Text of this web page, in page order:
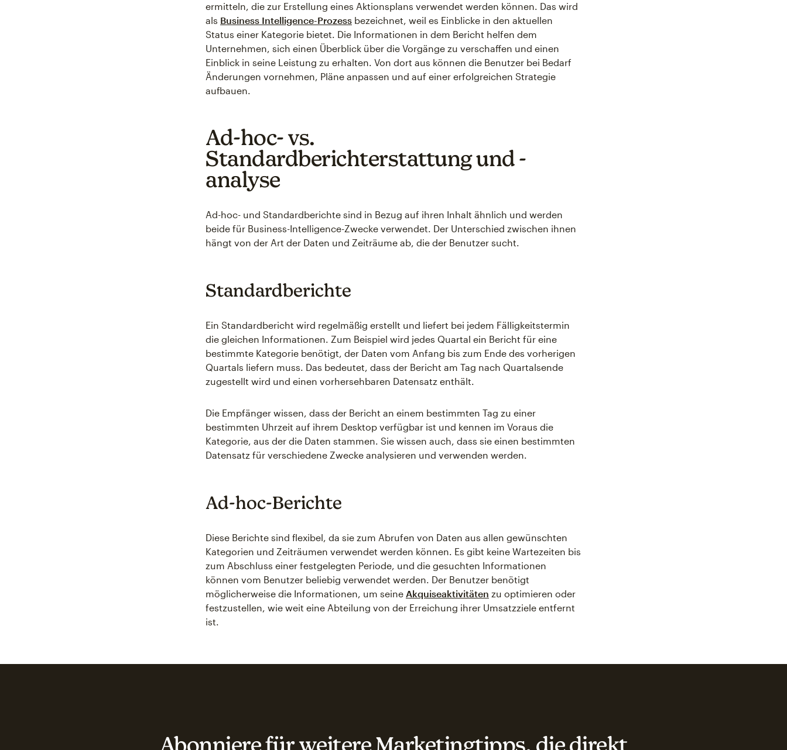
ermitteln, die zur Erstellung eines Aktionsplans verwendet werden können. Das wird
als Business Intelligence-Prozess bezeichnet, weil es Einblicke in den aktuellen
Status einer Kategorie bietet. Die Informationen in dem Bericht helfen dem
Unternehmen, sich einen Überblick über die Vorgänge zu verschaffen und einen
Einblick in seine Leistung zu erhalten. Von dort aus können die Benutzer bei Bedarf
Änderungen vornehmen, Pläne anpassen und auf einer erfolgreichen Strategie
aufbauen.
Ad-hoc- vs.
Standardberichterstattung und -
analyse
Ad-hoc- und Standardberichte sind in Bezug auf ihren Inhalt ähnlich und werden
beide für Business-Intelligence-Zwecke verwendet. Der Unterschied zwischen ihnen
hängt von der Art der Daten und Zeiträume ab, die der Benutzer sucht.
Standardberichte
Ein Standardbericht wird regelmäßig erstellt und liefert bei jedem Fälligkeitstermin
die gleichen Informationen. Zum Beispiel wird jedes Quartal ein Bericht für eine
bestimmte Kategorie benötigt, der Daten vom Anfang bis zum Ende des vorherigen
Quartals liefern muss. Das bedeutet, dass der Bericht am Tag nach Quartalsende
zugestellt wird und einen vorhersehbaren Datensatz enthält.
Die Empfänger wissen, dass der Bericht an einem bestimmten Tag zu einer
bestimmten Uhrzeit auf ihrem Desktop verfügbar ist und kennen im Voraus die
Kategorie, aus der die Daten stammen. Sie wissen auch, dass sie einen bestimmten
Datensatz für verschiedene Zwecke analysieren und verwenden werden.
Ad-hoc-Berichte
Diese Berichte sind flexibel, da sie zum Abrufen von Daten aus allen gewünschten
Kategorien und Zeiträumen verwendet werden können. Es gibt keine Wartezeiten bis
zum Abschluss einer festgelegten Periode, und die gesuchten Informationen
können vom Benutzer beliebig verwendet werden. Der Benutzer benötigt
möglicherweise die Informationen, um seine Akquiseaktivitäten zu optimieren oder
festzustellen, wie weit eine Abteilung von der Erreichung ihrer Umsatzziele entfernt
ist.
Abonniere für weitere Marketingtipps, die direkt